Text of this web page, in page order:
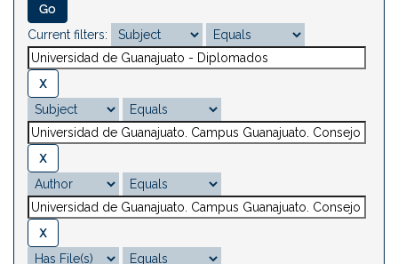
Current filters: